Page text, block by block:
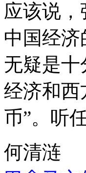
应该说
中国经
无疑是
经济和西
币”。听
何清涟